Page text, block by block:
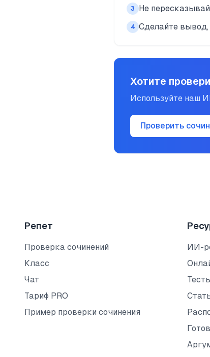
3 Не
4 Сделайте вывод,
Хотите
Используйте наш
Проверить
Репет
Проверка сочинений
Класс
Чат
Тариф PRO
Пример проверки сочинения
ИИ-